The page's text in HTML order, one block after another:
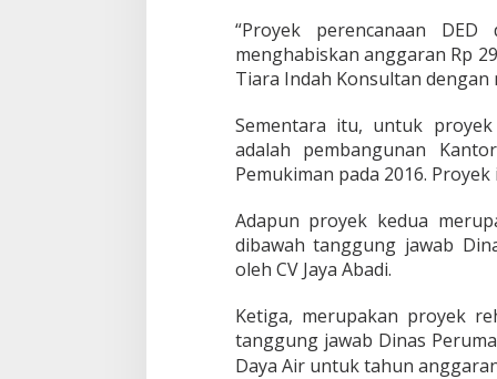
a
s
l
h
“Proyek perencanaan
menghabiskan anggaran Rp
Tiara Indah Konsultan dengan
Sementara itu, untuk
adalah pembangunan
Pemukiman pada 2016.
Adapun proyek kedua
dibawah tanggung jawab
oleh CV Jaya Abadi.
Ketiga, merupakan proyek
tanggung jawab Dinas
Daya Air untuk tahun